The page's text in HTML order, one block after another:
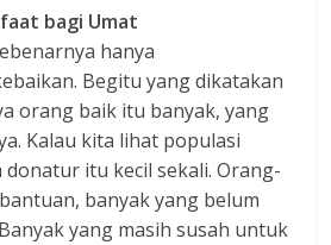
bagi Umat
hanya
Begitu yang dikatakan
orang baik itu banyak, yang
Kalau kita lihat populasi
itu kecil sekali. Orang-
banyak yang belum
yang masih susah untuk